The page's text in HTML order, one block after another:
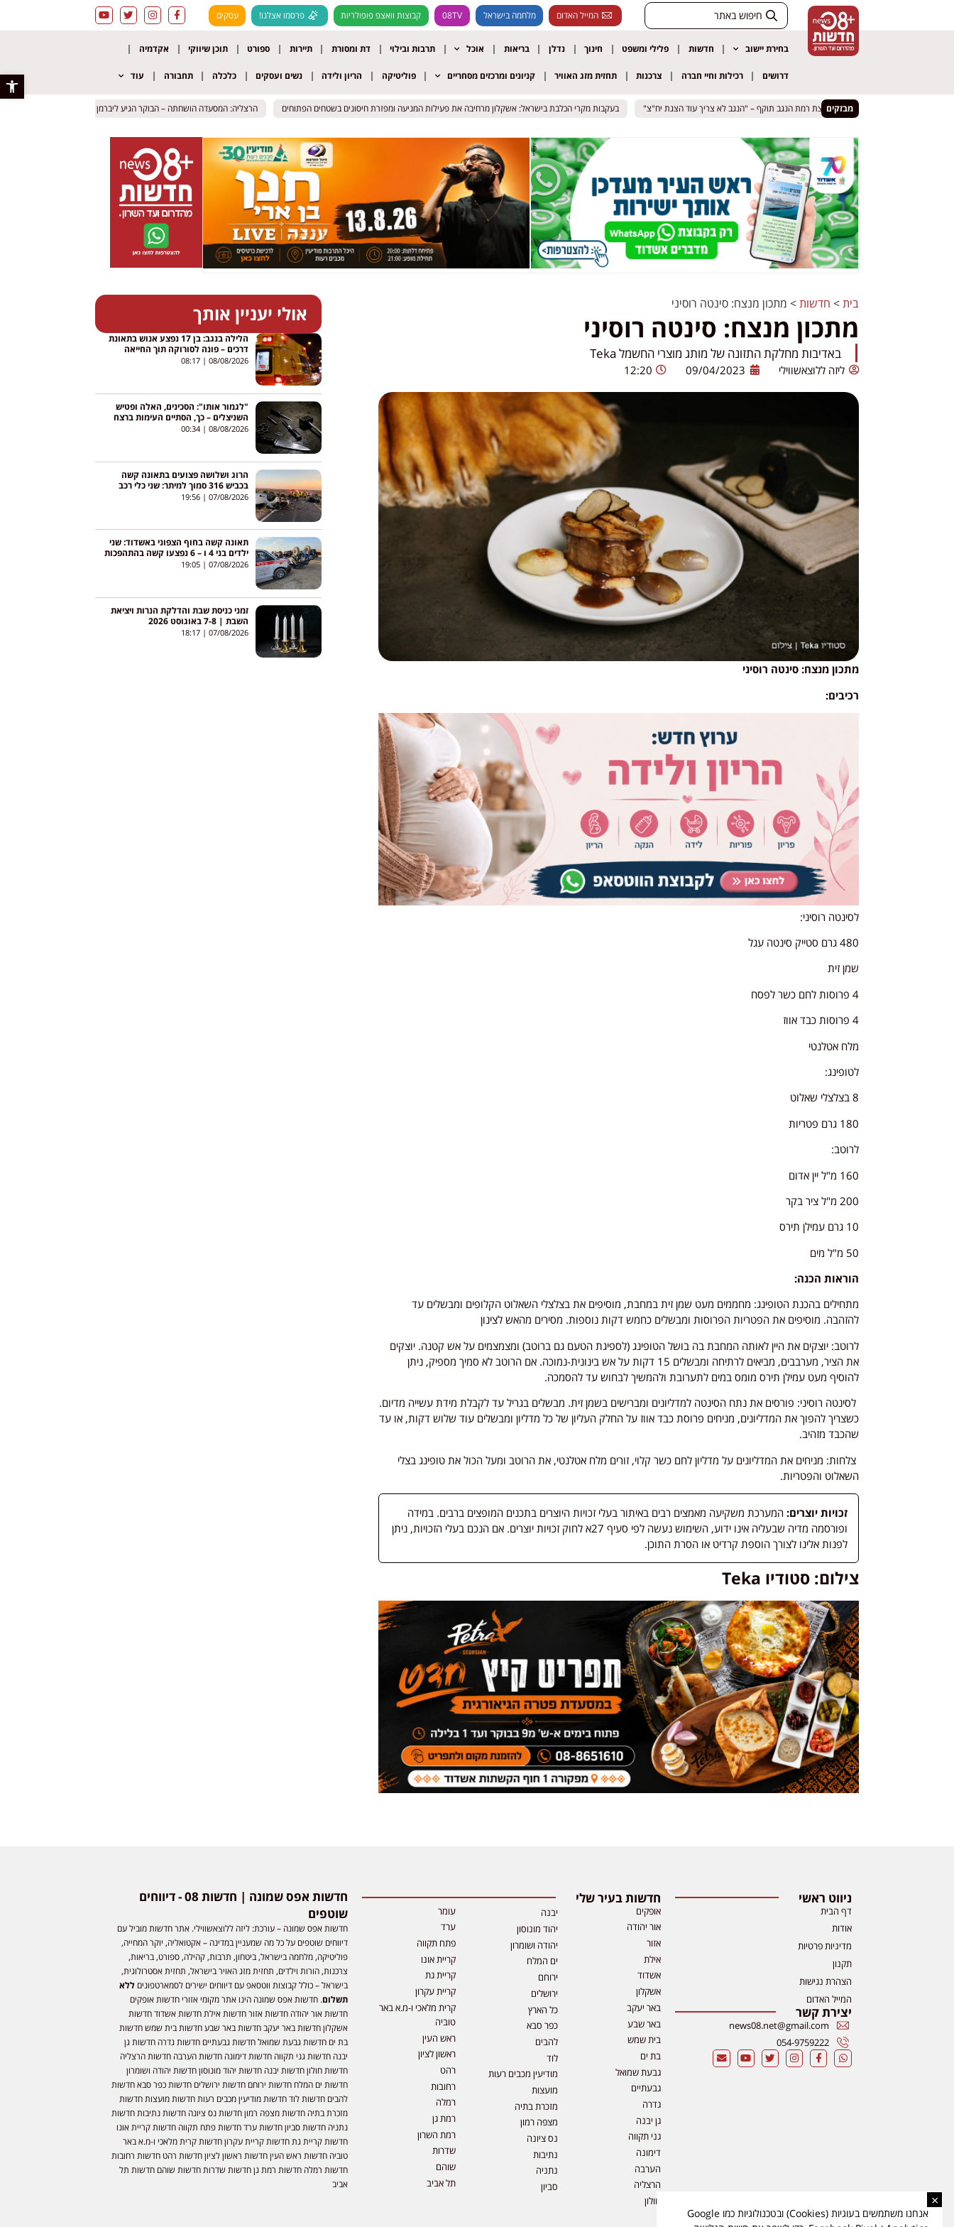
פתח
המייל האדום מלחמה בישראל 08TV קבוצות וואצפ פופולריות פרסמו אצלנו! עסקים
בחירת יישוב חדשות פלילי ומשפט חינוך נדלן בריאות אוכל תרבות ובילוי דת ומסורת תיירות ספורט תוכן שיווקי אקדמיה
דרושים רכילות וחיי חברה צרכנות תחזית מזג האוויר קניונים ומרכזים מסחריים פוליטיקה הריון ולידה נשים ועסקים כלכלה תחבורה עוד
מבזקים בעקבות מקרי הכלבת בישראל: אשקלון מרחיבה את פעילות המניעה ומפזרת חיסונים בשטחים הפתוחים
בעקבות מקרי הכלבת בישראל: אשקלון מרחיבה את פעילות המניעה ומפזרת חיסונים בשטחים הפתוחים הרצליה: המסעדה הושחתה – הבוקר הגיע ליברמן למקום עם מסר חד
הרצליה: המסעדה הושחתה – הבוקר הגיע ליברמן למקום עם מסר חד
בית> חדשות> מתכון מנצח: סינטה רוסיני
מתכון מנצח: סינטה רוסיני
באדיבות מחלקת התזונה של מותג מוצרי החשמל Teka
ליזה ללוצאשווילי 09/04/2023
12:20
מתכון מנצח: סינטה רוסיני
רכיבים:
לסינטה רוסיני:
480 גרם סטייק סינטה עגל
שמן זית
4 פרוסות לחם כשר לפסח
4 פרוסות כבד אווז
מלח אטלנטי
לטופינג:
8 בצלצלי שאלוט
180 גרם פטריות
לרוטב:
160 מ"ל יין אדום
200 מ"ל ציר בקר
10 גרם עמילן תירס
50 מ"ל מים
הוראות הכנה:
מתחילים בהכנת הטופינג: מחממים מעט שמן זית במחבת, מוסיפים את בצלצלי השאלוט הקלופים ומבשלים עד
להזהבה. מוסיפים את הפטריות הפרוסות ומבשלים כחמש דקות נוספות. מסירים מהאש לצינון
לרוטב: יוצקים את היין לאותה המחבת בה בושל הטופינג (לספיגת הטעם גם ברוטב) ומצמצמים על אש קטנה. יוצקים
את הציר, מערבבים, מביאים לרתיחה ומבשלים 15 דקות על אש בינונית-נמוכה. אם הרוטב לא סמיך מספיק, ניתן
להוסיף מעט עמילן תירס מומס במים לתערובת ולהמשיך לבחוש עד להסמכה.
לסינטה רוסיני: פורסים את נתח הסינטה למדליונים ומברישים בשמן זית. מבשלים בגריל עד לקבלת מידת עשייה מדיום.
כשצריך להפוך את המדליונים, מניחים פרוסת כבד אווז על החלק העליון של כל מדליון ומבשלים עוד שלוש דקות, או עד
שהכבד מזהיב.
צלחות: מניחים את המדליונים על מדליון לחם כשר קלוי, זורים מלח אטלנטי, את הרוטב ומעל הכול את טופינג בצלי
השאלוט והפטריות.
זכויות יוצרים: המערכת משקיעה מאמצים רבים באיתור בעלי זכויות היוצרים בתכנים המופצים ברבים. במידה
ופורסמה מדיה שבעליה אינו ידוע, השימוש נעשה לפי סעיף 27א לחוק זכויות יוצרים. אם הנכם בעלי הזכויות, ניתן
לפנות אלינו לצורך הוספת קרדיט או הסרת התוכן.
צילום: סטודיו Teka
אולי יעניין אותך
הלילה בנגב: בן 17 נפצע אנוש בתאונת
דרכים – פונה לסורוקה תוך החייאה
08/08/2026
08:17
"לגמור אותו": הסכינים, האלה ופטיש
השניצלים – כך, הסתיים העימות ברצח
בניהו רזי מירושלים
08/08/2026
00:34
הרוג ושלושה פצועים בתאונה קשה
בכביש 316 סמוך למיתר: שני כלי רכב
התהפכו
07/08/2026
19:56
תאונה קשה בחוף הצפוני באשדוד: שני
ילדים בני 4 ו – 6 נפצעו קשה בהתהפכות
טרקטורון באגי
07/08/2026
19:05
זמני כניסת שבת והדלקת הנרות ויציאת
השבת | 7-8 באוגוסט 2026
07/08/2026
18:17
ניווט ראשי
דף הבית
אודות
מדיניות פרטיות
תקנון
הצהרת נגישות
המייל האדום
יצירת קשר
news08.net@gmail.com
054-9759222
חדשות בעיר שלי
אופקים
אור יהודה
אזור
אילת
אשדוד
אשקלון
באר יעקב
באר שבע
בית שמש
בת ים
גבעת שמואל
גבעתיים
גדרה
גן יבנה
גני תקווה
דימונה
הערבה
הרצליה
חולון
יבנה
יהוד מונוסון
יהודה ושומרון
ים המלח
ירוחם
ירושלים
כל הארץ
כפר סבא
להבים
לוד
מודיעין מכבים רעות
מועצות
מזכרת בתיה
מצפה רמון
נס ציונה
נתיבות
נתניה
סביון
עומר
ערד
פתח תקווה
קריית אונו
קריית גת
קריית עקרון
קרית מלאכי ו-מ.א באר
טוביה
ראש העין
ראשון לציון
רהט
רחובות
רמלה
רמת גן
רמת השרון
שדרות
שוהם
תל אביב
חדשות אפס שמונה | חדשות 08 - דיווחים
שוטפים
חדשות אפס שמונה – עורכת: ליזה ללוצאשווילי. אתר חדשות מוביל עם
דיווחים שוטפים על כל מה שמעניין במדינה – אקטואליה, יוקר המחייה,
פוליטיקה, מלחמה בישראל, ביטחון, תרבות, קהילה, ספורט, בריאות,
צרכנות, הורות וילדים, תחזית מזג האויר בישראל, תחזית אסטרולוגית,
בישראל – כולל קבוצות ווטסאפ עם דיווחים ישירים לסמארטפוניםללא
תשלום. חדשות אפס שמונה הינו אתר מקומי אזורי חדשות אופקים
חדשות אור יהודה חדשות אזור חדשות אילת חדשות אשדוד חדשות
אשקלון חדשות באר יעקב חדשות באר שבע חדשות בית שמש חדשות
בת ים חדשות גבעת שמואל חדשות גבעתיים חדשות גדרה חדשות גן
יבנה חדשות גני תקווה חדשות דימונה חדשות הערבה חדשות הרצליה
חדשות חולון חדשות יבנה חדשות יהוד מונוסון חדשות יהודה ושומרון
חדשות ים המלח חדשות ירוחם חדשות ירושלים חדשות כפר סבא חדשות
להבים חדשות לוד חדשות מודיעין מכבים רעות חדשות מועצות חדשות
מזכרת בתיה חדשות מצפה רמון חדשות נס ציונה חדשות נתיבות חדשות
נתניה חדשות סביון חדשות ערד חדשות פתח תקווה חדשות קריית אונו
חדשות קריית גת חדשות קריית עקרון חדשות קרית מלאכי ו-מ.א באר
טוביה חדשות ראש העין חדשות ראשון לציון חדשות רהט חדשות רחובות
חדשות רמלה חדשות רמת גן חדשות שדרות חדשות שוהם חדשות תל
אביב
×
אנחנו משתמשים בעוגיות (Cookies) ובטכנולוגיות כמו Google